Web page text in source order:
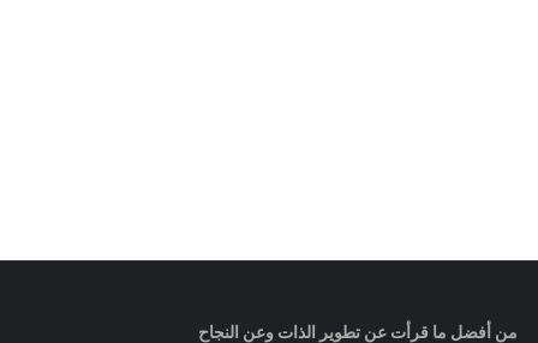
من أفضل ما قرأت عن تطوير الذات وعن النجاح